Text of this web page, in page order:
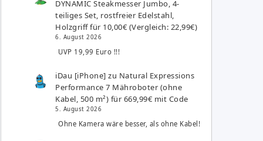
DYNAMIC Steakmesser Jumbo, 4-
teiliges Set, rostfreier Edelstahl,
Holzgriff für 10,00€ (Vergleich: 22,99€)
6. August 2026
UVP 19,99 Euro !!!
iDau [iPhone] zu Natural Expressions
Performance 7 Mähroboter (ohne
Kabel, 500 m²) für 669,99€ mit Code
5. August 2026
Ohne Kamera wäre besser, als ohne Kabel!